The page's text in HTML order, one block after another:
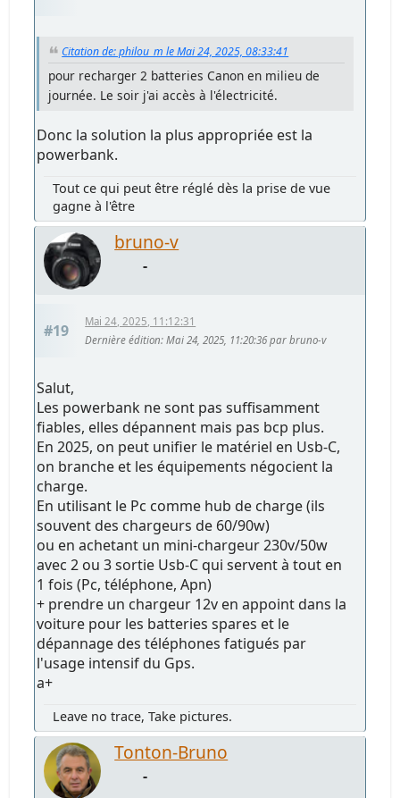
Citation de: philou_m le Mai 24, 2025, 08:33:41
pour recharger 2 batteries Canon en milieu de
journée. Le soir j'ai accès à l'électricité.
Donc la solution la plus appropriée est la
powerbank.
Tout ce qui peut être réglé dès la prise de vue
gagne à l'être
bruno-v
-
#19
Mai 24, 2025, 11:12:31
Dernière édition: Mai 24, 2025, 11:20:36 par bruno-v
Salut,
Les powerbank ne sont pas suffisamment
fiables, elles dépannent mais pas bcp plus.
En 2025, on peut unifier le matériel en Usb-C,
on branche et les équipements négocient la
charge.
En utilisant le Pc comme hub de charge (ils
souvent des chargeurs de 60/90w)
ou en achetant un mini-chargeur 230v/50w
avec 2 ou 3 sortie Usb-C qui servent à tout en
1 fois (Pc, téléphone, Apn)
+ prendre un chargeur 12v en appoint dans la
voiture pour les batteries spares et le
dépannage des téléphones fatigués par
l'usage intensif du Gps.
a+
Leave no trace, Take pictures.
Tonton-Bruno
-